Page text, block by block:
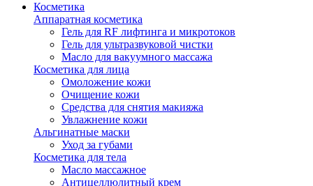
Косметика
Аппаратная косметика
Гель для RF лифтинга и микротоков
Гель для ультразвуковой чистки
Масло для вакуумного массажа
Косметика для лица
Омоложение кожи
Очищение кожи
Средства для снятия макияжа
Увлажнение кожи
Альгинатные маски
Уход за губами
Косметика для тела
Масло массажное
Антицеллюлитный крем